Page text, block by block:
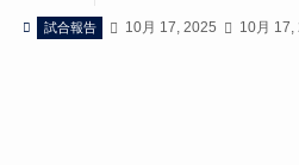
試合報告 10月 17, 2025 10月 17,